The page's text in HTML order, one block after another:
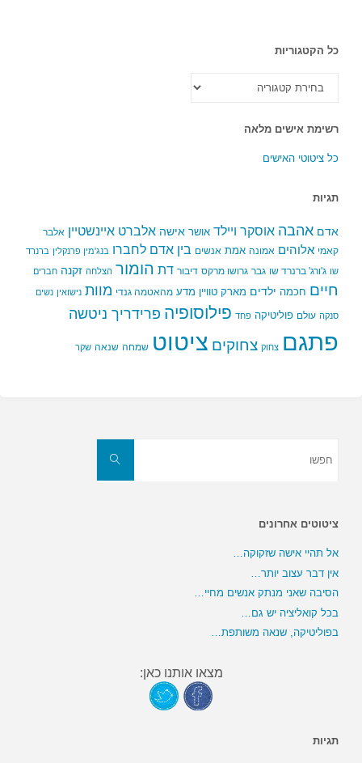
כל הקטגוריות
הקטגוריות
רשימת אישים מלאה
כל ציטוטי האישים
תגיות
אדם אהבה אוסקר ויילד אושר אישה אלברט איינשטיין אלבר
קאמי אלוהים אמונה אמת אנשים בין אדם לחברו בנג'מין פרנקלין ברנרד
שו ג'ורג' ברנרד שו גבר גרושו מרקס דיבור דת הומור הצלחה זקנה חברים
חיים חכמה ילדים מארק טוויין מדע מהאטמה גנדי מוות נישואין נשים
סנקה עולם פוליטיקה פחד פילוסופיה פרידריך ניטשה
פתגם צחוק צחוקים ציטוט שמחה שנאה שקר
חפשו
ציטוטים אחרונים
אל תהיי אישה שזקוקה…
אין דבר עצוב יותר…
הסיבה שאני מנתק אנשים מחיי…
בכל קואליציה יש גם…
בפוליטיקה, שנאה משותפת…
מצאו אותנו כאן:
תגיות